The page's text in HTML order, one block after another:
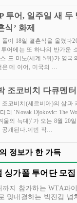
투어, 일주일 새 두
식’ 화제
폴이 18일 결혼식을 올렸다
투어에는 또 하나의 반가운
드 미노(세계 5위)가 영국
은 데 이어, 미국의 …
조코비치 다큐멘
조코비치(세르비아)의 삶과
리 ‘Novak Djokovic: The
울의 늑대)’가 오는 8월 20
공개된다.이번 작…
정보가 한 가득
싱가폴 투어단 모집
까지 참가하는 WTA파
맞대결하는 박진감 넘